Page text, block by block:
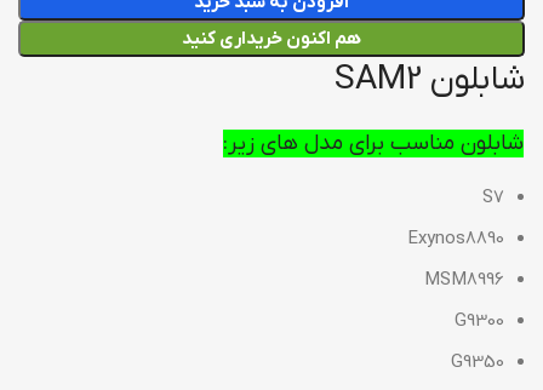
هم اکنون خریداری کنید
شابلون SAM2
شابلون مناسب برای مدل های زیر:
S7
Exynos8890
MSM8996
G9300
G9350